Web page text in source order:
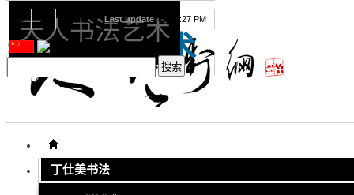
天人书法艺术
丁仕美书法
08 09 2026 Last update 08:15:27 PM
天人书法艺术